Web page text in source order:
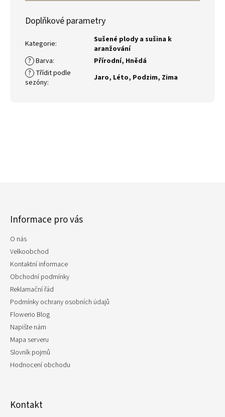
Doplňkové parametry
Kategorie:
Sušené plody a sušina k
aranžování
? Barva: Přírodní, Hnědá
? Třídit podle
sezóny: Jaro, Léto, Podzim, Zima
Informace pro vás
O nás
Velkoobchod
Kontaktní informace
Obchodní podmínky
Reklamační řád
Podmínky ochrany osobních údajů
Flowerio Blog
Napište nám
Mapa serveru
Slovník pojmů
Hodnocení obchodu
Kontakt